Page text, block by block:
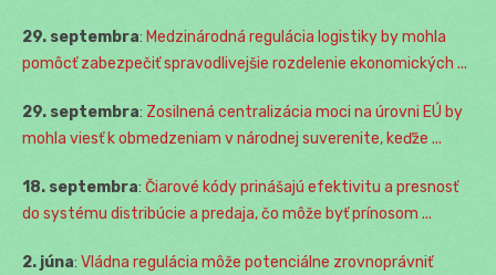
29. septembra: Medzinárodná regulácia logistiky by mohla
pomôcť zabezpečiť spravodlivejšie rozdelenie ekonomických ...
29. septembra: Zosilnená centralizácia moci na úrovni EÚ by
mohla viesť k obmedzeniam v národnej suverenite, keďže ...
18. septembra: Čiarové kódy prinášajú efektivitu a presnosť
do systému distribúcie a predaja, čo môže byť prínosom ...
2. júna: Vládna regulácia môže potenciálne zrovnoprávniť